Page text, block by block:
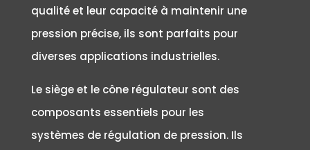
qualité et leur capacité à maintenir une
pression précise, ils sont parfaits pour
diverses applications industrielles.
Le siège et le cône régulateur sont des
composants essentiels pour les
systèmes de régulation de pression. Ils